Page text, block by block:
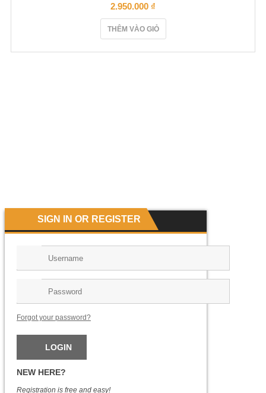
2.950.000 ₫
THÊM VÀO GIỎ
SIGN IN OR REGISTER
Forgot your password?
NEW HERE?
Registration is free and easy!